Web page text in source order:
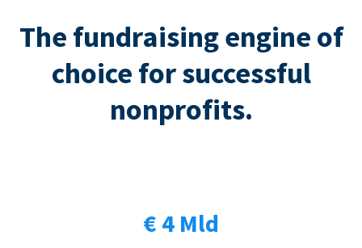
The fundraising engine of
choice for successful
nonprofits.
€ 4 Mld